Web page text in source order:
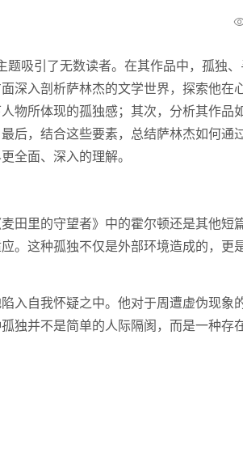
题吸引了无数读者。在其作品中，孤独
深入剖析萨林杰的文学世界，探索他在
物所体现的孤独感；其次，分析其作品
后，结合这些要素，总结萨林杰如何通
全面、深入的理解。
田里的守望者》中的霍尔顿还是其他短
。这种孤独不仅是外部环境造成的，更
入自我怀疑之中。他对于周遭虚伪现象
独并不是简单的人际隔阂，而是一种存